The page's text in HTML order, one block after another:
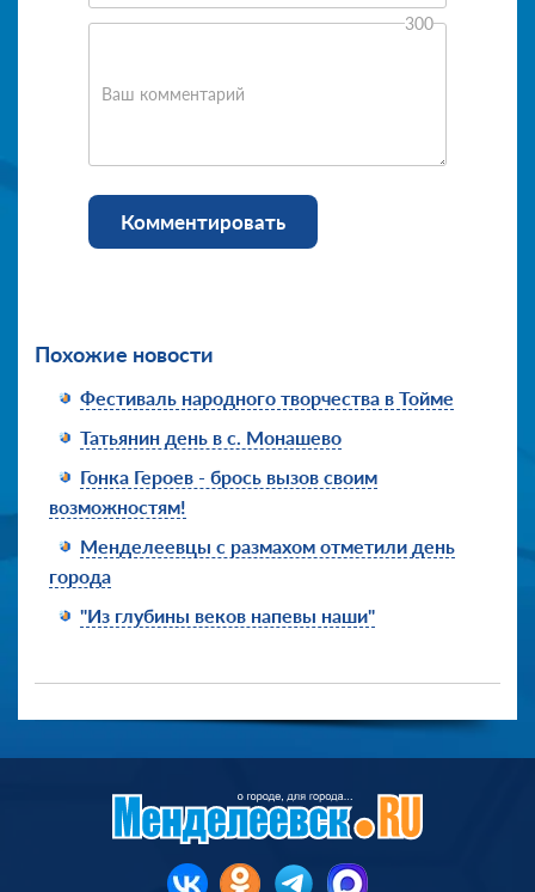
Ваш комментарий
300
Комментировать
Похожие новости
Фестиваль народного творчества в Тойме
Татьянин день в с. Монашево
Гонка Героев - брось вызов своим
возможностям!
Менделеевцы с размахом отметили день
города
"Из глубины веков напевы наши"